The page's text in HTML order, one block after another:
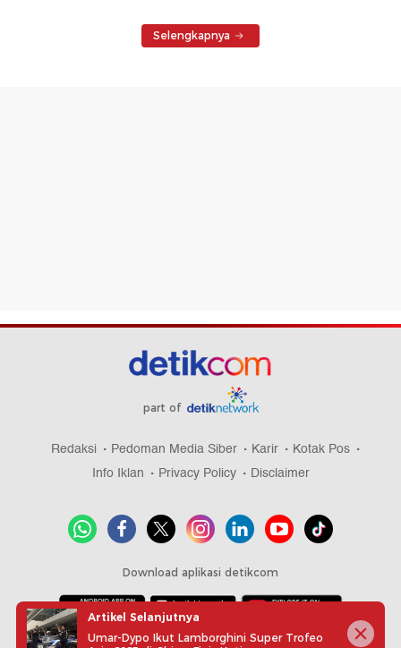
Selengkapnya
part of
Redaksi Pedoman Media Siber Karir
Kotak Pos
Info Iklan
Privacy Policy Disclaimer
Download aplikasi detikcom
Artikel Selanjutnya
Umar-Dypo Ikut Lamborghini Super Trofeo